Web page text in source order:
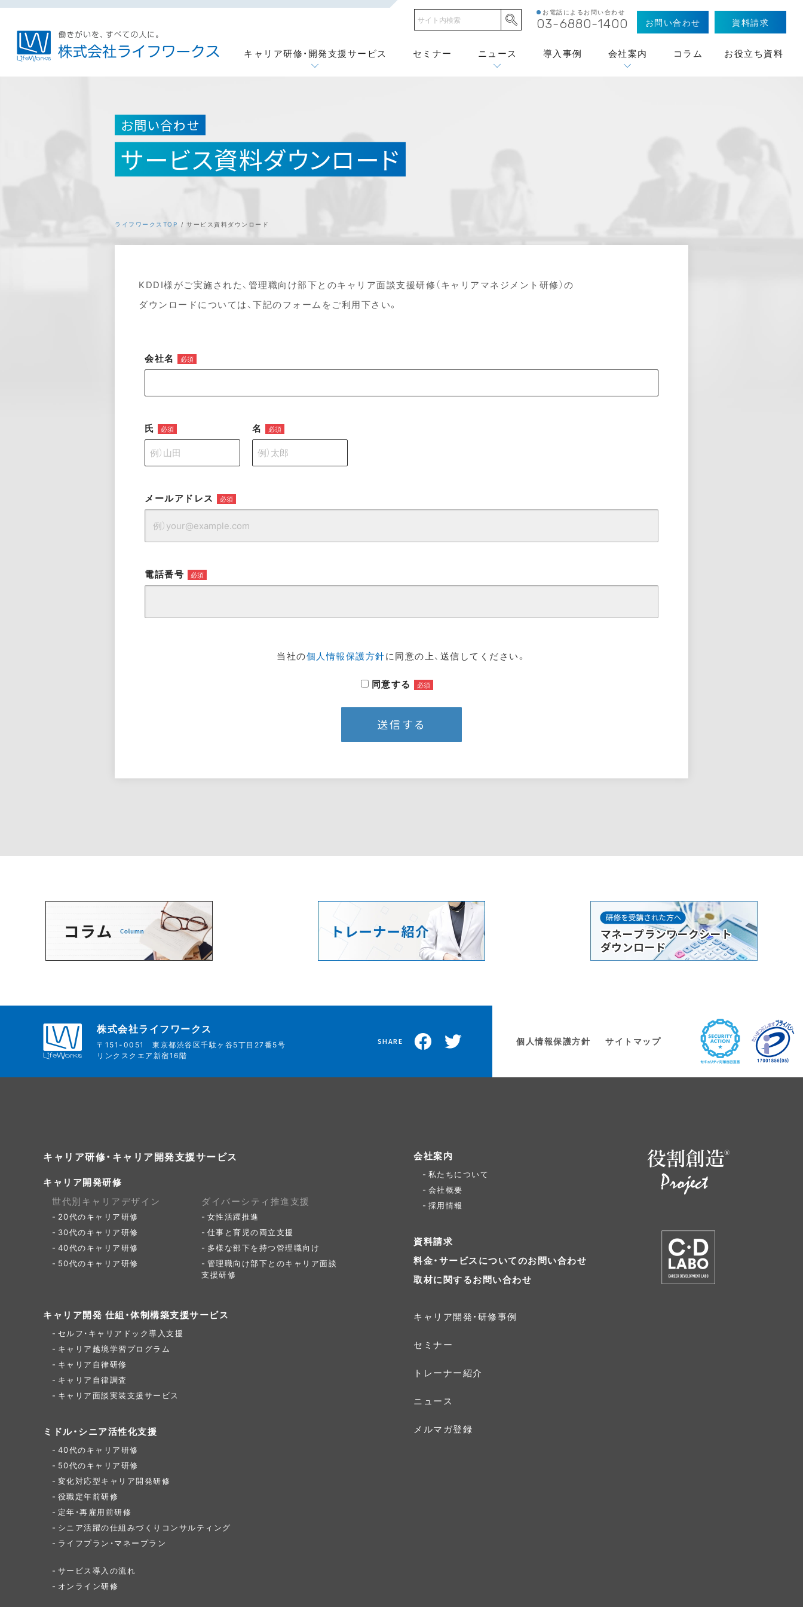
キャリア研修・開発支援サービス セミナー ニュース 導入事例 会社案内 コラム お役立ち資料
お電話によるお問い合わせ
03-6880-1400 お問い合わせ 資料請求
お問い合わせ
サービス資料ダウンロード
ライフワークスTOP サービス資料ダウンロード
KDDI様がご実施された、管理職向け部下とのキャリア面談支援研修（キャリアマネジメント研修）の
ダウンロードについては、下記のフォームをご利用下さい。
会社名 必須
氏 必須 名 必須
メールアドレス 必須
電話番号 必須
当社の個人情報保護方針に同意の上、送信してください。
同意する 必須
株式会社ライフワークス
〒151-0051 東京都渋谷区千駄ヶ谷5丁目27番5号
リンクスクエア新宿16階
SHARE 個人情報保護方針 サイトマップ
キャリア研修・キャリア開発支援サービス
キャリア開発研修
世代別キャリアデザイン
20代のキャリア研修
30代のキャリア研修
40代のキャリア研修
50代のキャリア研修
ダイバーシティ推進支援
女性活躍推進
仕事と育児の両立支援
多様な部下を持つ管理職向け
管理職向け部下とのキャリア面談
支援研修
キャリア開発 仕組・体制構築支援サービス
セルフ・キャリアドック導入支援
キャリア越境学習プログラム
キャリア自律研修
キャリア自律調査
キャリア面談実装支援サービス
ミドル・シニア活性化支援
40代のキャリア研修
50代のキャリア研修
変化対応型キャリア開発研修
役職定年前研修
定年・再雇用前研修
シニア活躍の仕組みづくり コンサルティング
ライフプラン・マネープラン
サービス導入の流れ
オンライン研修
会社案内
私たちについて
会社概要
採用情報
資料請求
料金・サービスについてのお問い合わせ
取材に関するお問い合わせ
キャリア開発・研修事例
セミナー
トレーナー紹介
ニュース
メルマガ登録